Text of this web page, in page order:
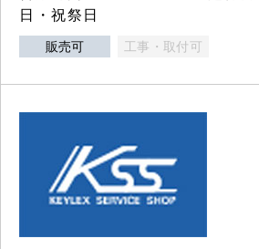
日・祝祭日
販売可 工事・取付可